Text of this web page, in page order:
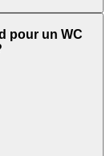
pour un WC